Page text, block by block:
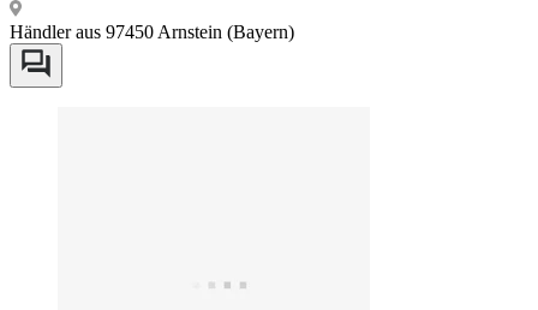
Händler aus 97450 Arnstein (Bayern)